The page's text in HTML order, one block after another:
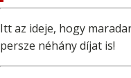
Itt az ideje, hogy
persze néhány díjat is!